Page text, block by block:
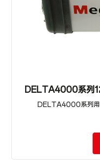
DELTA4000系列
DELTA4000系列用